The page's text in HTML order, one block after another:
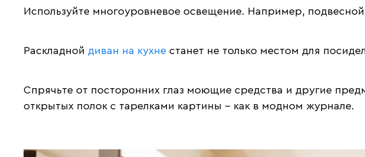
Используйте многоуровневое освещение. Например,
Раскладной диван на кухне станет не только местом для
Спрячьте от посторонних глаз моющие средства и другие
открытых полок с тарелками картины – как в модном журнале.